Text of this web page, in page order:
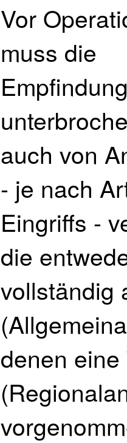
Vor
muss die
auch von
- je nach
Eingriffs -
die
vollständig
denen